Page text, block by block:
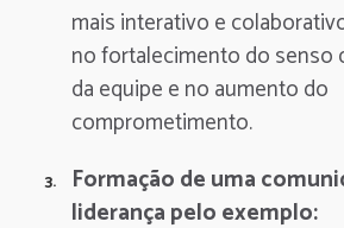
mais interativo e
no fortalecimento do senso
da equipe e no aumento do
comprometimento.
Formação de uma
liderança pelo exemplo: